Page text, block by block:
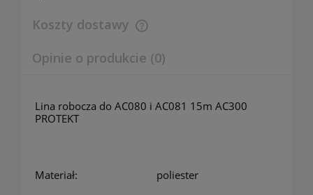
Koszty dostawy
Cena nie zawiera ewentualnych kosztów płatności
Opinie o produkcie (0)
Lina robocza do AC080 i AC081 15m AC300
PROTEKT
Materiał: poliester